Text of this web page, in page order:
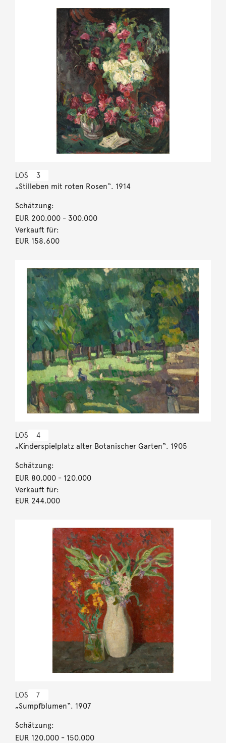
LOS 3
„Stilleben mit roten Rosen“. 1914
Schätzung:
EUR 200.000- 300.000
Verkauft für:
EUR 158.600
LOS 4
„Kinderspielplatz alter Botanischer Garten“. 1905
Schätzung:
EUR 80.000- 120.000
Verkauft für:
EUR 244.000
LOS 7
„Sumpfblumen“. 1907
Schätzung:
EUR 120.000- 150.000